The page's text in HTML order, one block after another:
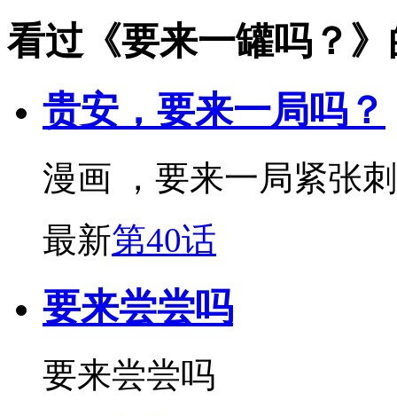
看过《要来一罐吗？
贵安，要来一局吗？
漫画 ，要来一局紧张
最新第40话
要来尝尝吗
要来尝尝吗